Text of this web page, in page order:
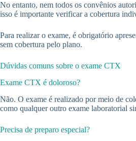
No entanto, nem todos os convênios
isso é importante verificar a cobertura
Para realizar o exame, é obrigatório
sem cobertura pelo plano.
Dúvidas comuns sobre o exame CTX
Exame CTX é doloroso?
Não. O exame é realizado por meio de
como qualquer outro exame laboratorial
Precisa de preparo especial?